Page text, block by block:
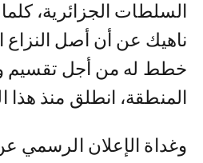
السلطات الجزائرية، كلما
ناهيك عن أن أصل النزاع
خطط له من أجل تقسيم
المنطقة، انطلق منذ هذا
وغداة الإعلان الرسمي